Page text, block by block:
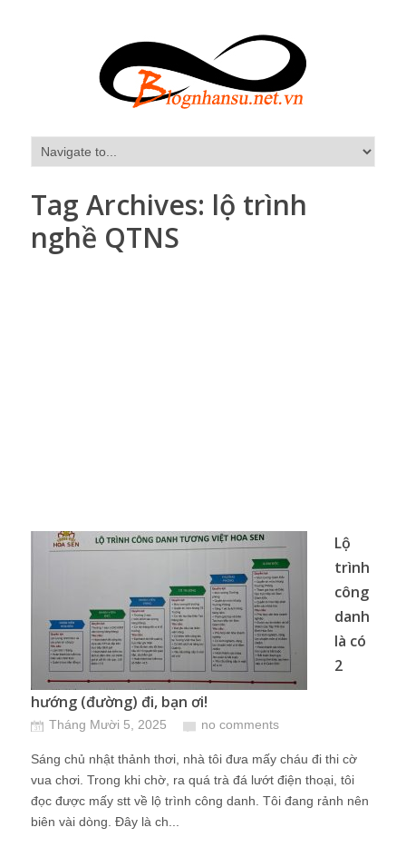
Tag Archives: lộ trình
nghề QTNS
Lộ
trình
công
danh
là có
2
hướng (đường) đi, bạn ơi!
Tháng Mười 5, 2025 no comments
Sáng chủ nhật thảnh thơi, nhà tôi đưa mấy cháu đi thi cờ
vua chơi. Trong khi chờ, ra quá trà đá lướt điện thoại, tôi
đọc được mấy stt về lộ trình công danh. Tôi đang rảnh nên
biên vài dòng. Đây là ch...